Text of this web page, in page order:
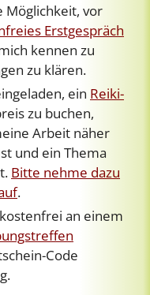
Möglichkeit, vor
Erstgespräch
kennen zu
zu klären.
ein Reiki-
zu buchen,
Arbeit näher
und ein Thema
Bitte nehme dazu
.
an einem
Code